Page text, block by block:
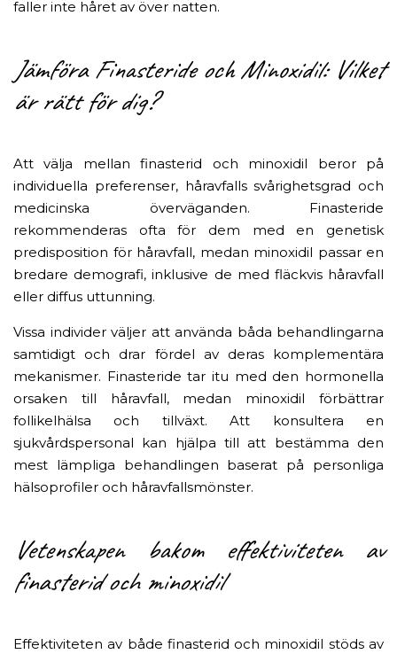
faller inte håret av över natten.
Jämföra Finasteride och Minoxidil: Vilket
är rätt för dig?
Att välja mellan finasterid och minoxidil beror på
individuella preferenser, håravfalls svårighetsgrad och
medicinska överväganden. Finasteride
rekommenderas ofta för dem med en genetisk
predisposition för håravfall, medan minoxidil passar en
bredare demografi, inklusive de med fläckvis håravfall
eller diffus uttunning.
Vissa individer väljer att använda båda behandlingarna
samtidigt och drar fördel av deras komplementära
mekanismer. Finasteride tar itu med den hormonella
orsaken till håravfall, medan minoxidil förbättrar
follikelhälsa och tillväxt. Att konsultera en
sjukvårdspersonal kan hjälpa till att bestämma den
mest lämpliga behandlingen baserat på personliga
hälsoprofiler och håravfallsmönster.
Vetenskapen bakom effektiviteten av
finasterid och minoxidil
Effektiviteten av både finasterid och minoxidil stöds av